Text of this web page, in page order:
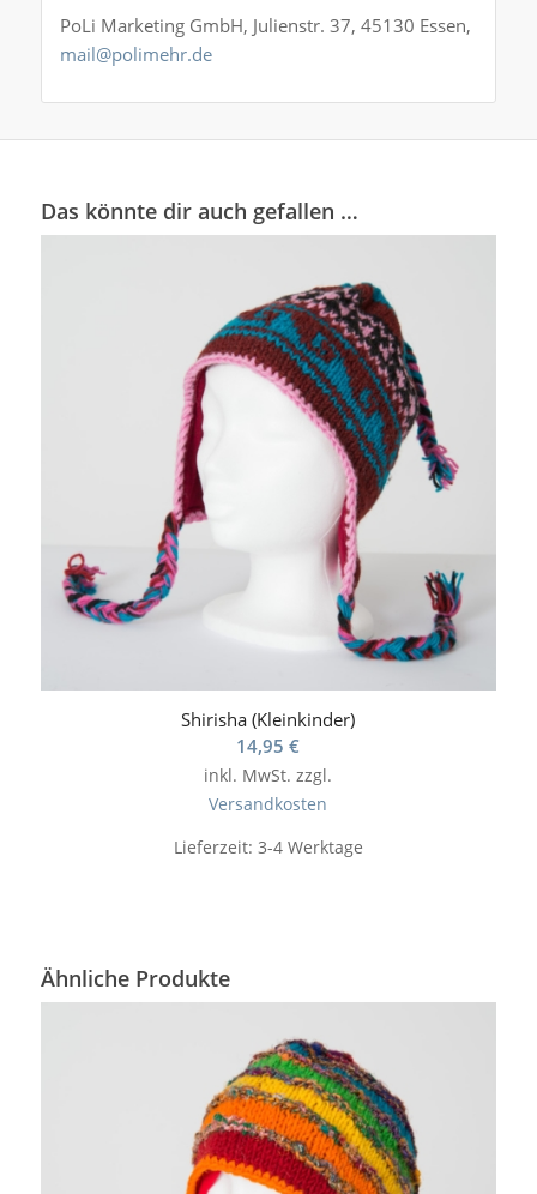
PoLi Marketing GmbH, Julienstr. 37, 45130 Essen,
mail@polimehr.de
Das könnte dir auch gefallen …
Shirisha (Kleinkinder)
14,95€
inkl. MwSt. zzgl.
Versandkosten
Lieferzeit: 3-4 Werktage
Ähnliche Produkte